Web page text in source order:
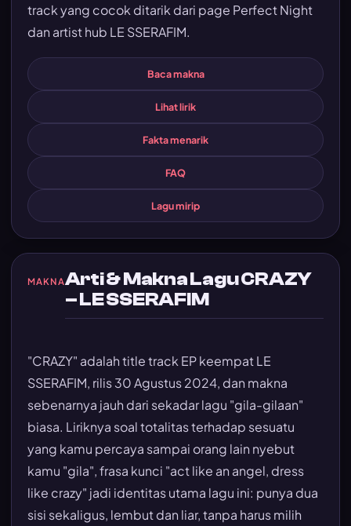
track yang cocok ditarik dari page Perfect Night
dan artist hub LE SSERAFIM.
Baca makna
Lihat lirik
Fakta menarik
FAQ
Lagu mirip
MAKNAArti & Makna Lagu CRAZY
– LE SSERAFIM
"CRAZY" adalah title track EP keempat LE
SSERAFIM, rilis 30 Agustus 2024, dan makna
sebenarnya jauh dari sekadar lagu "gila-gilaan"
biasa. Liriknya soal totalitas terhadap sesuatu
yang kamu percaya sampai orang lain nyebut
kamu "gila", frasa kunci "act like an angel, dress
like crazy" jadi identitas utama lagu ini: punya dua
sisi sekaligus, lembut dan liar, tanpa harus milih